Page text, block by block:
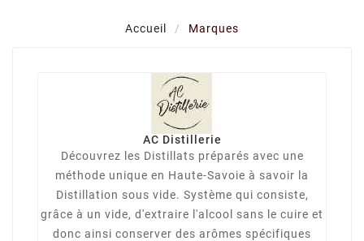
Accueil Marques
AC Distillerie
Découvrez les Distillats préparés avec une
méthode unique en Haute-Savoie à savoir la
Distillation sous vide. Système qui consiste,
grâce à un vide, d'extraire l'alcool sans le cuire et
donc ainsi conserver des arômes spécifiques